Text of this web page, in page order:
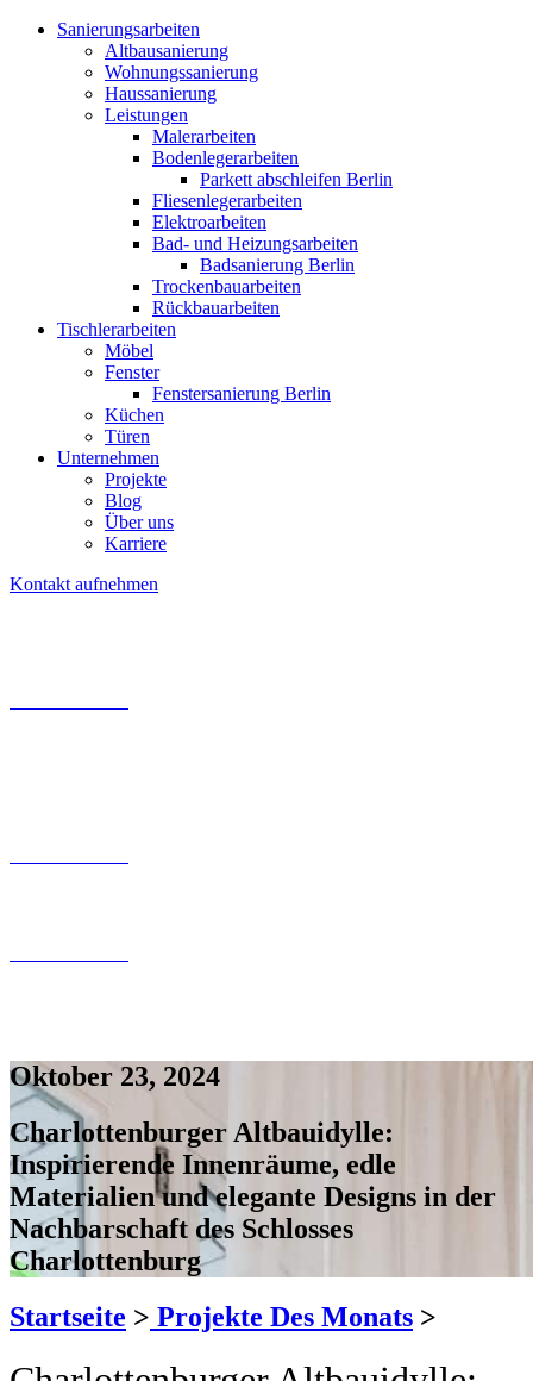
Sanierungsarbeiten
Altbausanierung
Wohnungssanierung
Haussanierung
Leistungen
Malerarbeiten
Bodenlegerarbeiten
Parkett abschleifen Berlin
Fliesenlegerarbeiten
Elektroarbeiten
Bad- und Heizungsarbeiten
Badsanierung Berlin
Trockenbauarbeiten
Rückbauarbeiten
Tischlerarbeiten
Möbel
Fenster
Fenstersanierung Berlin
Küchen
Türen
Unternehmen
Projekte
Blog
Über uns
Karriere
Kontakt aufnehmen
Oktober 23, 2024
Charlottenburger Altbauidylle:
Inspirierende Innenräume, edle
Materialien und elegante Designs in der
Nachbarschaft des Schlosses
Charlottenburg
Startseite > Projekte Des Monats >